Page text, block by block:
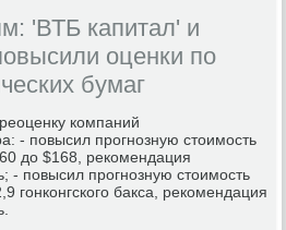
'ВТБ капитал' и
оценки по
бумаг
компаний
- повысил прогнозную стоимость
до $168, рекомендация
- повысил прогнозную стоимость
гонконгского бакса, рекомендация